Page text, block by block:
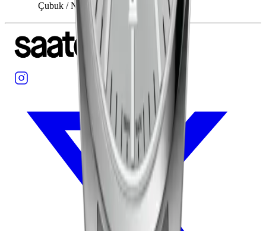
Çubuk / Nokta